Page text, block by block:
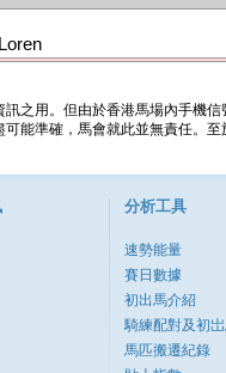
之用。但由於香港馬場內手機
能準確，馬會就此並無責任。至
分析工具
速勢能量
賽日數據
初出馬介紹
騎練配對及初
馬匹搬遷紀錄